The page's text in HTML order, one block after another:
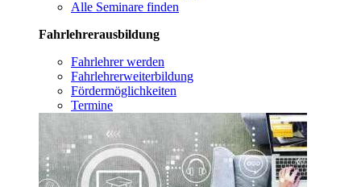
Alle Seminare finden
Fahrlehrerausbildung
Fahrlehrer werden
Fahrlehrerweiterbildung
Fördermöglichkeiten
Termine